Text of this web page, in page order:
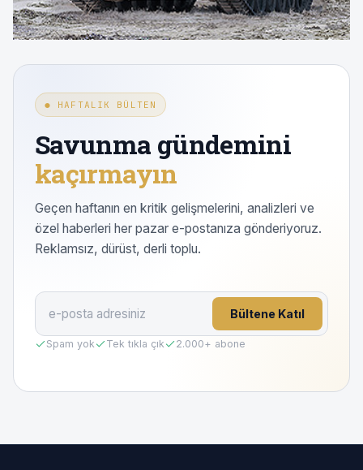
● HAFTALIK BÜLTEN
Savunma gündemini
kaçırmayın
Geçen haftanın en kritik gelişmelerini, analizleri ve
özel haberleri her pazar e-postanıza gönderiyoruz.
Reklamsız, dürüst, derli toplu.
Bültene Katıl
Spam yok Tek tıkla çık 2.000+ abone